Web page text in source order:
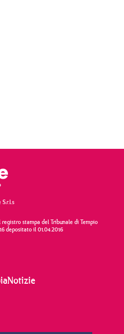
stampa del Tribunale di Tempio
depositato il 01.04.2016